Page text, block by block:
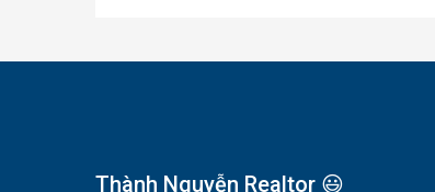
Thành Nguyễn Realtor 😃